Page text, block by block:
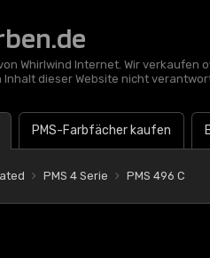
Whirlwind Internet. Wir verkaufen
Inhalt dieser Website nicht
PMS-Farbfächer kaufen
PMS 4 Serie PMS 496 C